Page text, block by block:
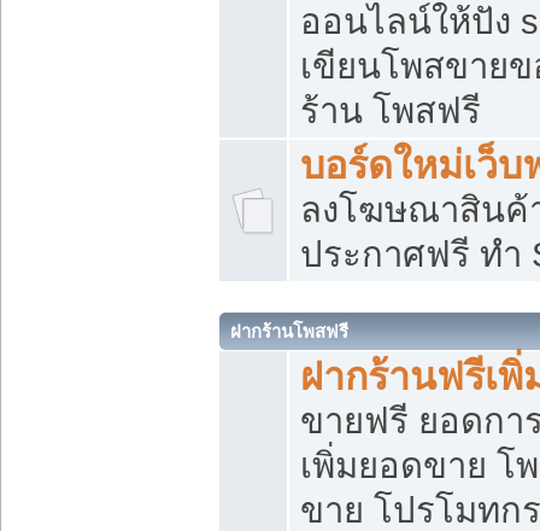
ออนไลน์ให้ปัง
เขียนโพสขาย
ร้าน โพสฟรี
บอร์ดใหม่เว็บ
ลงโฆษณาสิน
ประกาศฟรี ทำ
ฝากร้านโพสฟรี
ฝากร้านฟรีเ
ขายฟรี ยอดกา
เพิ่มยอดขาย โ
ขาย โปรโมทก